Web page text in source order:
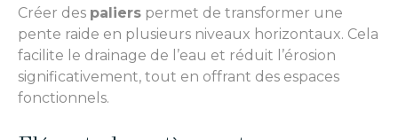
Créer des paliers permet de transformer une
pente raide en plusieurs niveaux horizontaux. Cela
facilite le drainage de l’eau et réduit l’érosion
significativement, tout en offrant des espaces
fonctionnels.